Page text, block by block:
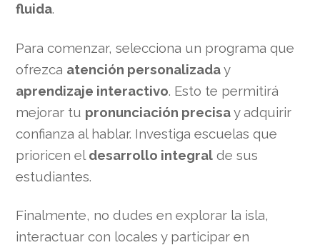
fluida.
Para comenzar, selecciona un programa que
ofrezca atención personalizaday
aprendizaje interactivo. Esto te permitirá
mejorar tu pronunciación precisay adquirir
confianza al hablar. Investiga escuelas que
prioricen el desarrollo integral de sus
estudiantes.
Finalmente, no dudes en explorar la isla,
interactuar con locales y participar en